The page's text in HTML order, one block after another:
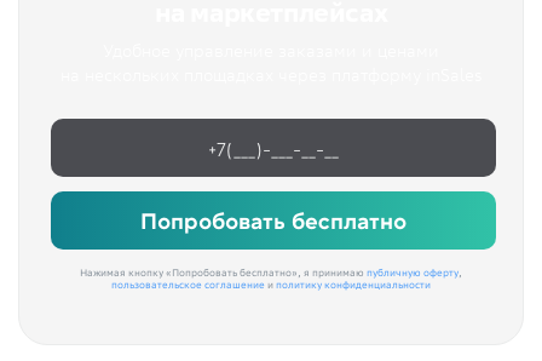
Попробовать бесплатно
Нажимая кнопку «Попробовать бесплатно», я принимаю публичную оферту,
пользовательское соглашение и политику конфиденциальности